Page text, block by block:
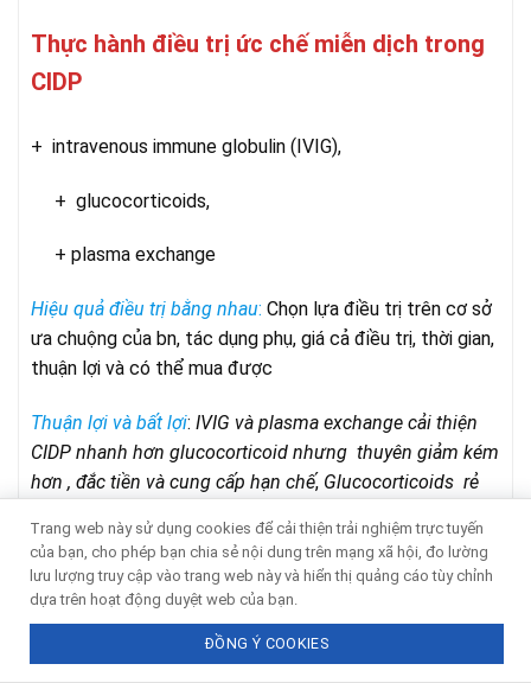
Thực hành điều trị ức chế miễn dịch trong
CIDP
+ intravenous immune globulin (IVIG),
+ glucocorticoids,
+ plasma exchange
Hiệu quả điều trị bằng nhau: Chọn lựa điều trị trên cơ sở
ưa chuộng của bn, tác dụng phụ, giá cả điều trị, thời gian,
thuận lợi và có thể mua được
Thuận lợi và bất lợi: IVIG và plasma exchange cải thiện
CIDP nhanh hơn glucocorticoid nhưng thuyên giảm kém
hơn , đắc tiền và cung cấp hạn chế, Glucocorticoids rẻ
exchange đắc tiền, xâm lấn và chỉ có ở trung tâm
chuyên khoa sâu.
1.Glucocorticoids
Trang web này sử dụng cookies để cải thiện trải nghiệm trực tuyến
của bạn, cho phép bạn chia sẻ nội dung trên mạng xã hội, đo lường
lưu lượng truy cập vào trang web này và hiển thị quảng cáo tùy chỉnh
dựa trên hoạt động duyệt web của bạn.
ĐỒNG Ý COOKIES